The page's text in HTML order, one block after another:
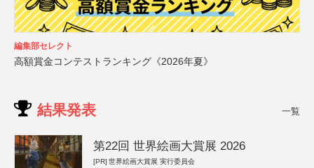
編集部セレクト
高額賞金コンテストランキング《2026年夏》
結果発表 一覧
第22回 世界絵画大賞展 2026
[PR] 世界絵画大賞展 実行委員会